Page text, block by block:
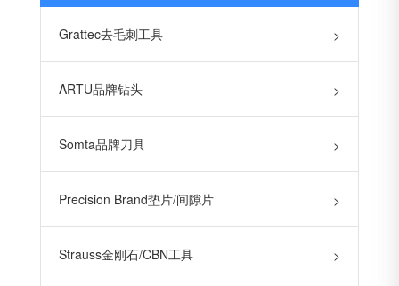
Grattec去毛刺工具 >
ARTU品牌钻头 >
Somta品牌刀具 >
Precision Brand垫片/间隙片 >
Strauss金刚石/CBN工具 >